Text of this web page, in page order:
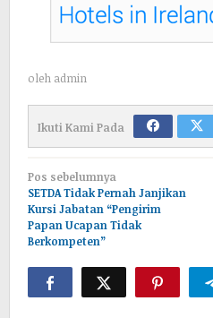
oleh admin
Ikuti Kami Pada
Navigasi
pos
Pos sebelumnya
SETDA Tidak Pernah Janjikan
Kursi Jabatan “Pengirim
Papan Ucapan Tidak
Berkompeten”